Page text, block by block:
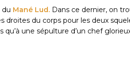
du Mané Lud.Dans ce dernier, on
droites du corps pour les deux
une sépulture d’un chef